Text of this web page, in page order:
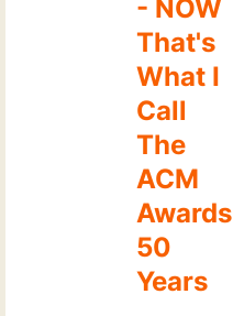
- NOW
That's
What I
Call
The
ACM
Awards
50
Years